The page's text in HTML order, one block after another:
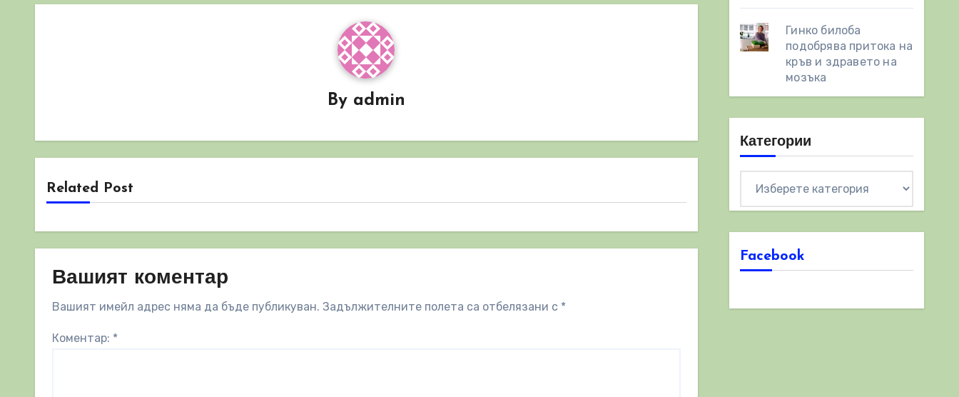
By admin
Related Post
Вашият коментар
Вашият имейл адрес няма да бъде публикуван. Задължителните полета са отбелязани с *
Коментар: *
Гинко билоба
подобрява притока на
кръв и здравето на
мозъка
Категории
Facebook